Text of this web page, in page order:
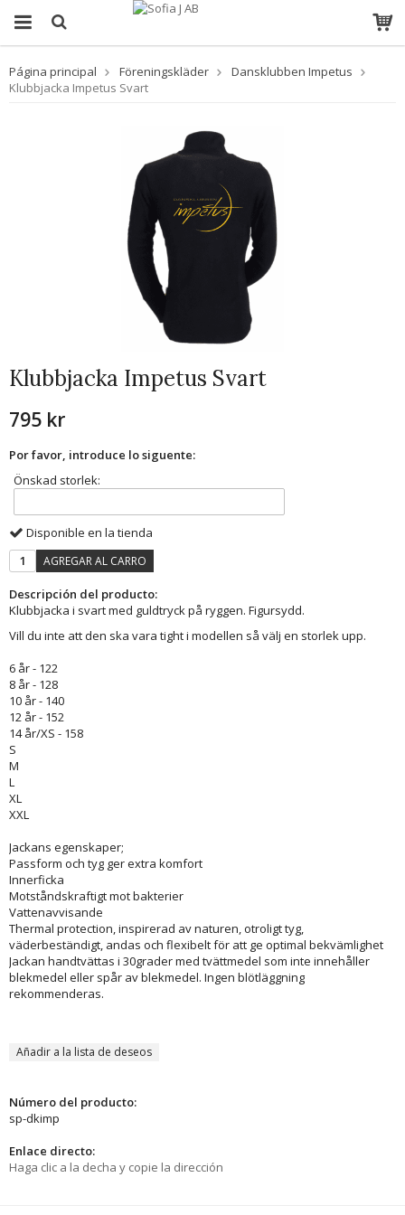
Página principal Föreningskläder
Dansklubben Impetus
Klubbjacka Impetus Svart
Klubbjacka Impetus Svart
795 kr
Por favor, introduce lo siguente:
Önskad storlek:
Disponible en la tienda
AGREGAR AL CARRO
Descripción del producto:
Klubbjacka i svart med guldtryck på ryggen. Figursydd.
Vill du inte att den ska vara tight i modellen så välj en storlek upp.
6 år - 122
8 år - 128
10 år - 140
12 år - 152
14 år/XS - 158
S
M
L
XL
XXL
Jackans egenskaper;
Passform och tyg ger extra komfort
Innerficka
Motståndskraftigt mot bakterier
Vattenavvisande
Thermal protection, inspirerad av naturen, otroligt tyg,
väderbeständigt, andas och flexibelt för att ge optimal bekvämlighet
Jackan handtvättas i 30grader med tvättmedel som inte innehåller
blekmedel eller spår av blekmedel. Ingen blötläggning
rekommenderas.
Añadir a la lista de deseos
Número del producto:
sp-dkimp
Enlace directo:
Haga clic a la decha y copie la dirección